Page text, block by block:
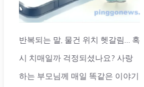
반복되는 말, 물건 위치 헷갈림… 혹
시 치매일까 걱정되셨나요? 사랑
하는 부모님께 매일 똑같은 이야기